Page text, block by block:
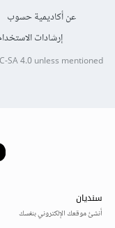
عن أكاديمية حسوب
إرشادات الاستخدام
SA 4.0unless mentioned